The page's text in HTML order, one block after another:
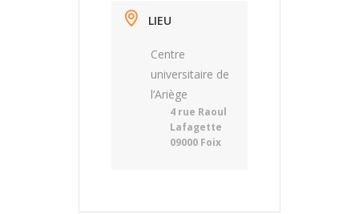
LIEU
Centre
universitaire de
l’Ariège
4 rue Raoul
Lafagette
09000 Foix